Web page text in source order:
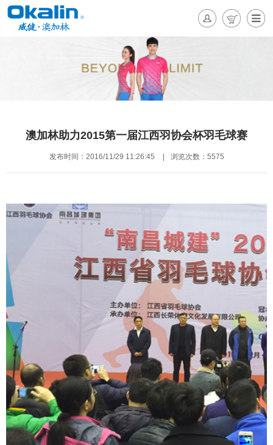
澳加林助力2015第一届江西羽协会杯羽毛球赛
发布时间：2016/11/29 11:26:45 浏览次数：5575